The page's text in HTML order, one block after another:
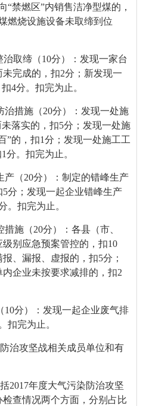
“禁燃区”内销售洁净型煤的，
燃烧设施设备未取缔到位
治取缔（10分）：发现一家台
完成的，扣2分；新发现一
4分。扣完为止。
治措施（20分）：发现一处施
落实的，扣5分；发现一处施
”的，扣1分；发现一处施工工
1分。扣完为止。
产（20分）：制定的错峰生产
5分；发现一起企业错峰生产
。扣完为止。
措施（20分）：各县（市、
别应急预案管控的，扣10
、漏报、虚报的，扣5分；
企业未按要求减排的，扣2
10分）：发现一起企业废气排
扣完为止。
治攻坚战相关成员单位和有
2017年度大气污染防治攻坚
查情况两个方面，分别占比